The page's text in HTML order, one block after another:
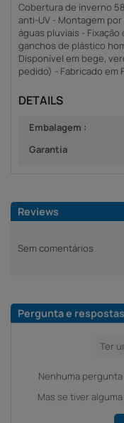
Cobertura de inverno
anti-UV - Montagem
águas pluviais -
ganchos de plástico
Disponível em bege,
pedido) - Fabricado em
DETAILS
Embalagem :
Garantia
Reviews
Sem comentários
Pergunta e respostas
Nenhuma
Mas se tiver